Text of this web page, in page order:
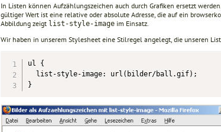
In Listen können Aufzählungszeichen auch durch Grafiken ersetzt
gültiger Wert ist eine relative oder absolute Adresse, die auf ein
Abbildung zeigt list-style-image im Einsatz.
Wir haben in unserem Stylesheet eine Stilregel angelegt, die unseren
ul {
  list-style-image: url(bilder/ball.gif);
}